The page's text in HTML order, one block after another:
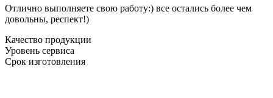
Отлично выполняете свою работу:) все остались более чем
довольны, респект!)
Качество продукции
Уровень сервиса
Срок изготовления